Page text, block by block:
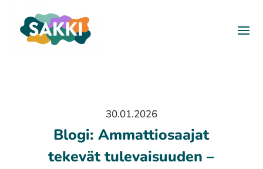
30.01.2026
Blogi: Ammattiosaajat
tekevät tulevaisuuden –